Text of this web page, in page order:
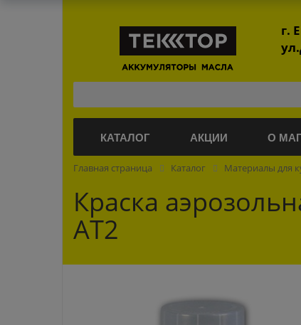
г.
КАТАЛОГ АКЦИИ О
Главная страница Каталог Материалы для
Краска
AT2